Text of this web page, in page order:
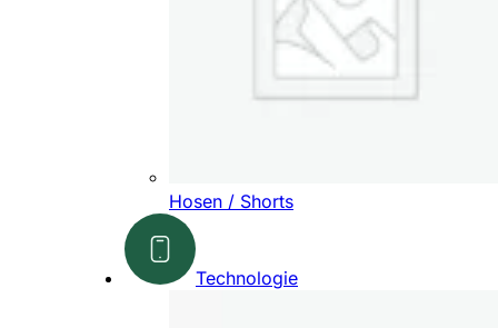
Hosen / Shorts
Technologie